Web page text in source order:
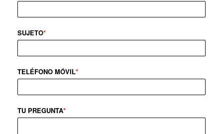
SUJETO*
TELÉFONO MÓVIL*
TU PREGUNTA*